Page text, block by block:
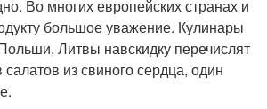
Во многих европейских странах и
большое уважение. Кулинары
Литвы навскидку перечислят
салатов из свиного сердца, один